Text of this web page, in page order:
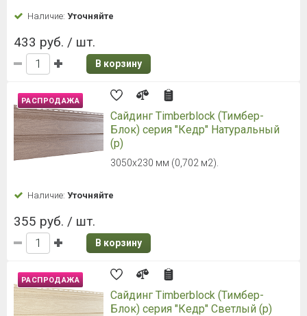
Наличие: Уточняйте
433 руб. / шт.
В корзину
РАСПРОДАЖА
Сайдинг Timberblock (Тимбер-
Блок) серия "Кедр" Натуральный
(р)
3050х230 мм (0,702 м2).
Наличие: Уточняйте
355 руб. / шт.
В корзину
РАСПРОДАЖА
Сайдинг Timberblock (Тимбер-
Блок) серия "Кедр" Светлый (р)